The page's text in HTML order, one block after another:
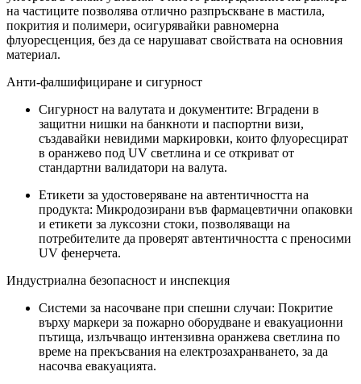
на частиците позволява отлично разпръскване в мастила,
покрития и полимери, осигурявайки равномерна
флуоресценция, без да се нарушават свойствата на основния
материал.
Анти-фалшифициране и сигурност
Сигурност на валутата и документите: Вградени в
защитни нишки на банкноти и паспортни визи,
създавайки невидими маркировки, които флуоресцират
в оранжево под UV светлина и се откриват от
стандартни валидатори на валута.
Етикети за удостоверяване на автентичността на
продукта: Микродозирани във фармацевтични опаковки
и етикети за луксозни стоки, позволяващи на
потребителите да проверят автентичността с преносими
UV фенерчета.
Индустриална безопасност и инспекция
Системи за насочване при спешни случаи: Покритие
върху маркери за пожарно оборудване и евакуационни
пътища, излъчващо интензивна оранжева светлина по
време на прекъсвания на електрозахранването, за да
насочва евакуацията.